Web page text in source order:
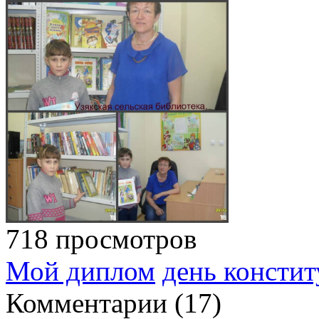
718 просмотров
Мой диплом день
Комментарии (17)